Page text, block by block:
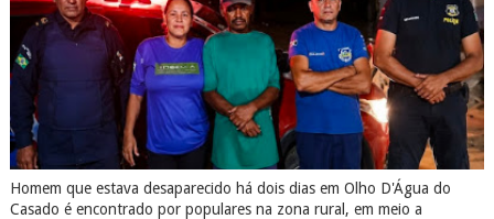
Homem que estava desaparecido há dois dias em Olho D'Água do
Casado é encontrado por populares na zona rural, em meio a